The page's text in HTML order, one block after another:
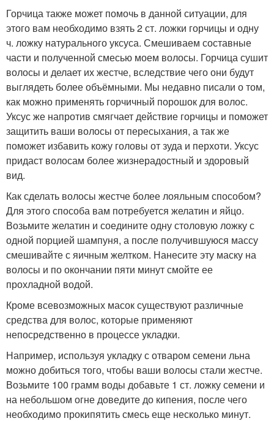
Горчица также может помочь в данной ситуации, для
этого вам необходимо взять 2 ст. ложки горчицы и одну
ч. ложку натурального уксуса. Смешиваем составные
части и полученной смесью моем волосы. Горчица сушит
волосы и делает их жестче, вследствие чего они будут
выглядеть более объёмными. Мы недавно писали о том,
как можно применять горчичный порошок для волос.
Уксус же напротив смягчает действие горчицы и поможет
защитить ваши волосы от пересыхания, а так же
поможет избавить кожу головы от зуда и перхоти. Уксус
придаст волосам более жизнерадостный и здоровый
вид.
Как сделать волосы жестче более лояльным способом?
Для этого способа вам потребуется желатин и яйцо.
Возьмите желатин и соедините одну столовую ложку с
одной порцией шампуня, а после получившуюся массу
смешивайте с яичным желтком. Нанесите эту маску на
волосы и по окончании пяти минут смойте ее
прохладной водой.
Кроме всевозможных масок существуют различные
средства для волос, которые применяют
непосредственно в процессе укладки.
Например, используя укладку с отваром семени льна
можно добиться того, чтобы ваши волосы стали жестче.
Возьмите 100 грамм воды добавьте 1 ст. ложку семени и
на небольшом огне доведите до кипения, после чего
необходимо прокипятить смесь еще несколько минут.